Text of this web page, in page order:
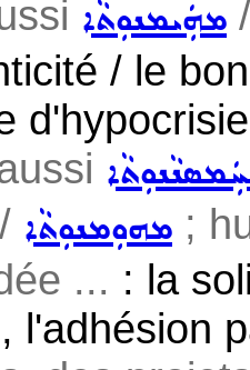
ܡܗܲܝܡܢܘܼܬܵܐ
/ le
/ ܡܗܘܼܡܢܘܼܬܵܐ ;
... : la
l'adhésion